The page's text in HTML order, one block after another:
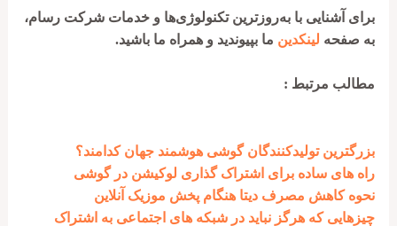
برای آشنایی با به‌روزترین تکنولوژی‌ها و خدمات شرکت رسام،
به صفحه لینکدین ما بپیوندید و همراه ما باشید.
مطالب مرتبط :
بزرگترین تولیدکنندگان گوشی هوشمند جهان کدامند؟
راه های ساده برای اشتراک گذاری لوکیشن در گوشی
نحوه کاهش مصرف دیتا هنگام پخش موزیک آنلاین
چیزهایی که هرگز نباید در شبکه های اجتماعی به اشتراک